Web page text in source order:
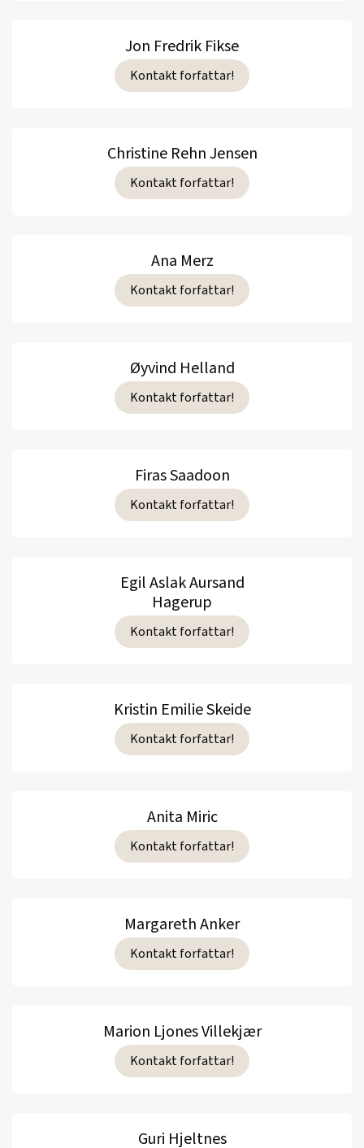
Jon Fredrik Fikse
Kontakt forfattar!
Christine Rehn Jensen
Kontakt forfattar!
Ana Merz
Kontakt forfattar!
Øyvind Helland
Kontakt forfattar!
Firas Saadoon
Kontakt forfattar!
Egil Aslak Aursand
Hagerup
Kontakt forfattar!
Kristin Emilie Skeide
Kontakt forfattar!
Anita Miric
Kontakt forfattar!
Margareth Anker
Kontakt forfattar!
Marion Ljones Villekjær
Kontakt forfattar!
Guri Hjeltnes